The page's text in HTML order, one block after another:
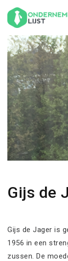
Gijs de
Gijs de Jager is
1956 in een
zussen. De